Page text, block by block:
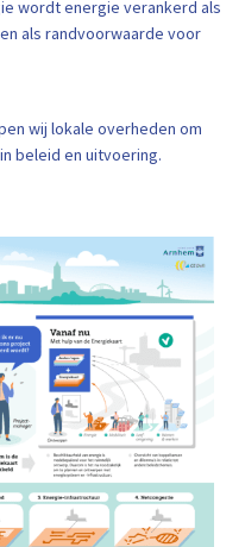
wordt energie verankerd als
als randvoorwaarde voor
wij lokale overheden om
beleid en uitvoering.